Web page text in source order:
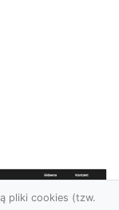
pliki cookies (tzw.